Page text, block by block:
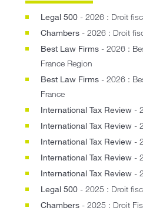
Legal 500 - 2026 : Droit
Chambers - 2026 : Droit
Best Law Firms - 2026 :
France Region
Best Law Firms - 2026 :
France
International Tax Review -
International Tax Review -
International Tax Review -
International Tax Review -
International Tax Review -
Legal 500 - 2025 : Droit
Chambers - 2025 : Droit